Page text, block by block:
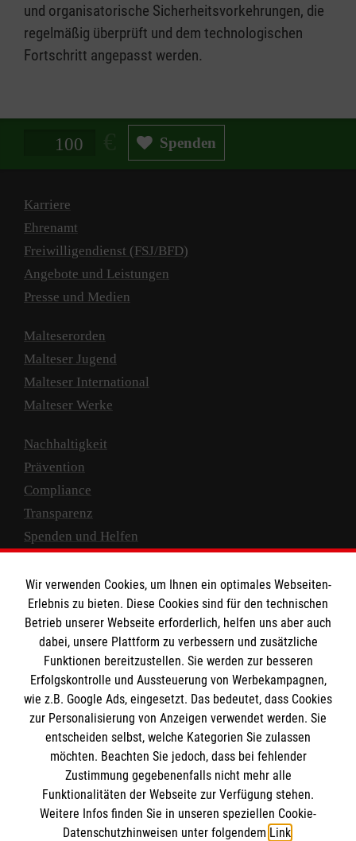
und organisatorische Sicherheitsvorkehrungen, die
regelmäßig überprüft und dem technologischen
Fortschritt angepasst werden.
Spendenbetrag in Euro Spenden
Karriere
Ehrenamt
Freiwilligendienst (FSJ/BFD)
Angebote und Leistungen
Presse und Medien
Malteserorden
Malteser Jugend
Malteser International
Malteser Werke
Nachhaltigkeit
Prävention
Compliance
Transparenz
Spenden und Helfen
Empfänger: Malteser Hilfsdienst e.V.
IBAN: DE10 3706 0120 1201 2000 12
BIC: GENODED 1PA7
Newsletter abonnieren
Wir verwenden Cookies, um Ihnen ein optimales Webseiten-
Erlebnis zu bieten. Diese Cookies sind für den technischen
Betrieb unserer Webseite erforderlich, helfen uns aber auch
dabei, unsere Plattform zu verbessern und zusätzliche
Funktionen bereitzustellen. Sie werden zur besseren
Erfolgskontrolle und Aussteuerung von Werbekampagnen,
wie z.B. Google Ads, eingesetzt. Das bedeutet, dass Cookies
zur Personalisierung von Anzeigen verwendet werden. Sie
entscheiden selbst, welche Kategorien Sie zulassen
möchten. Beachten Sie jedoch, dass bei fehlender
Zustimmung gegebenenfalls nicht mehr alle
Funktionalitäten der Webseite zur Verfügung stehen.
Weitere Infos finden Sie in unseren speziellen Cookie-
Datenschutzhinweisen unter folgendem Link.